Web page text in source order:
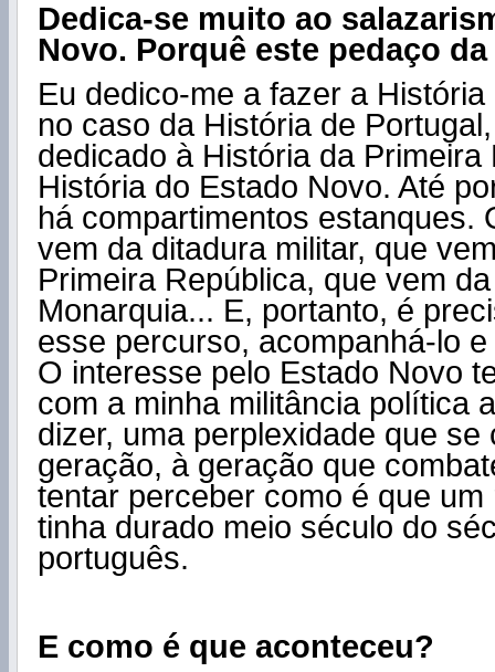
Dedica-se muito ao
Novo. Porquê este pedaço
Eu dedico-me a fazer a
no caso da História de
dedicado à História da Primeira
História do Estado Novo. Até
há compartimentos estanques.
vem da ditadura militar, que
Primeira República, que vem
Monarquia... E, portanto, é
esse percurso, acompanhá-lo
O interesse pelo Estado Novo
com a minha militância política
dizer, uma perplexidade que se
geração, à geração que
tentar perceber como é que
tinha durado meio século do
português.
E como é que aconteceu?